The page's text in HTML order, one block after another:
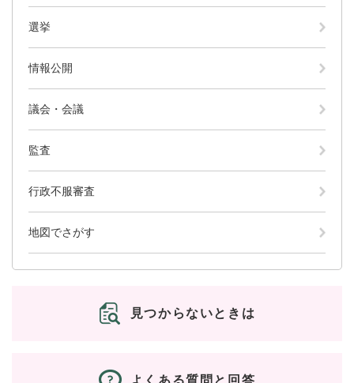
選挙
情報公開
議会・会議
監査
行政不服審査
地図でさがす
見つからないときは